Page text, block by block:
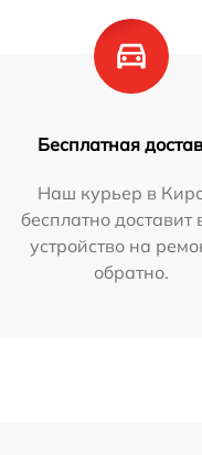
Бесплатная
Наш курьер в
бесплатно доставит
устройство на
обратно.